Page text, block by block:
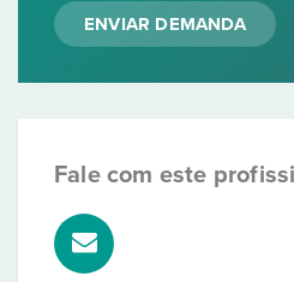
ENVIAR DEMANDA
Fale com este